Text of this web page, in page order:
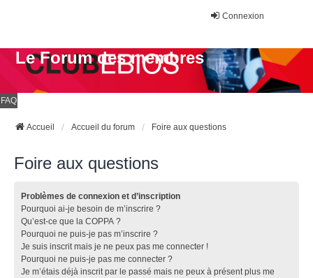
Connexion
Le Forum des membres
FAQ
Accueil Accueil du forum Foire aux questions
Foire aux questions
Problèmes de connexion et d’inscription
Pourquoi ai-je besoin de m’inscrire ?
Qu’est-ce que la COPPA ?
Pourquoi ne puis-je pas m’inscrire ?
Je suis inscrit mais je ne peux pas me connecter !
Pourquoi ne puis-je pas me connecter ?
Je m’étais déjà inscrit par le passé mais ne peux à présent plus me